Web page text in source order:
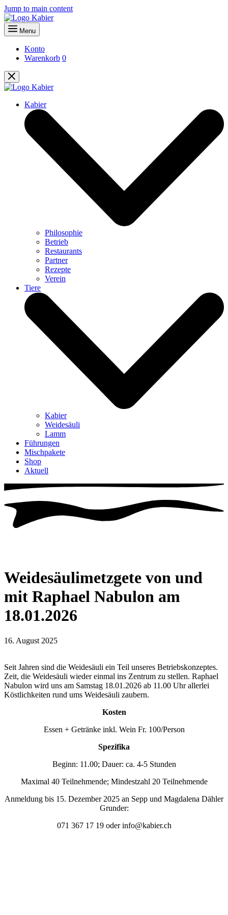
Jump to main content
Menu
Konto
Warenkorb 0
Kabier
Philosophie
Betrieb
Restaurants
Partner
Rezepte
Verein
Tiere
Kabier
Weidesäuli
Lamm
Führungen
Mischpakete
Shop
Aktuell
Weidesäulimetzgete von und
mit Raphael Nabulon am
18.01.2026
16. August 2025
Seit Jahren sind die Weidesäuli ein Teil unseres Betriebskonzeptes.
Zeit, die Weidesäuli wieder einmal ins Zentrum zu stellen. Raphael
Nabulon wird uns am Samstag 18.01.2026 ab 11.00 Uhr allerlei
Köstlichkeiten rund ums Weidesäuli zaubern.
Kosten
Essen + Getränke inkl. Wein Fr. 100/Person
Spezifika
Beginn: 11.00; Dauer: ca. 4-5 Stunden
Maximal 40 Teilnehmende; Mindestzahl 20 Teilnehmende
Anmeldung bis 15. Dezember 2025 an Sepp und Magdalena Dähler
Grunder:
071 367 17 19 oder info@kabier.ch